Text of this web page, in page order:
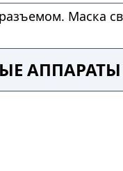
Маска
АППАРАТЫ